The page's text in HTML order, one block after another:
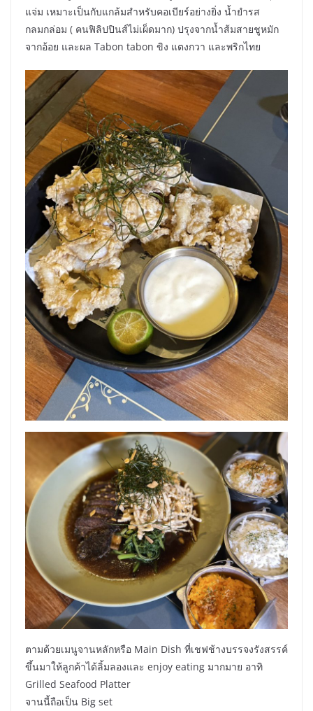
แจ่ม เหมาะเป็นกับแกล้มสำหรับคอเบียร์อย่างยิ่ง น้ำยำรส
กลมกล่อม ( คนฟิลิปปินส์ไม่เผ็ดมาก) ปรุงจากน้ำส้มสายชูหมัก
จากอ้อย และผล Tabon tabon ขิง แตงกวา และพริกไทย
ตามด้วยเมนูจานหลักหรือ Main Dish ที่เชฟช้างบรรจงรังสรรค์
ขึ้นมาให้ลูกค้าได้ลิ้มลองและ enjoy eating มากมาย อาทิ
Grilled Seafood Platter
จานนี้ถือเป็น Big set